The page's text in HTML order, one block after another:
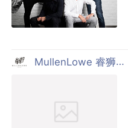
MullenLowe 睿狮广告传播 上海